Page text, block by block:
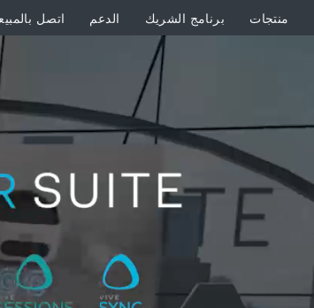
منتجات برنامج الشريك الدعم اتصل